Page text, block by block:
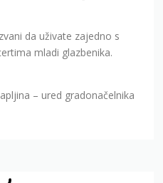
da uživate zajedno s
mladi glazbenika.
– ured gradonačelnika